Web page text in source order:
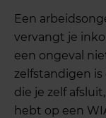
Een
vervangt je
een ongeval
zelfstandigen
die je zelf
hebt op een